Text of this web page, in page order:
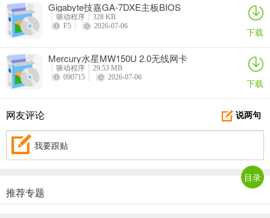
Gigabyte技嘉GA-7DXE主板BIOS
驱动程序
328 KB
F5
2026-07-06 下载
Mercury水星MW150U 2.0无线网卡
驱动程序
29.53 MB
090715
2026-07-06 下载
说两句
网友评论
我要跟贴
推荐专题
目录